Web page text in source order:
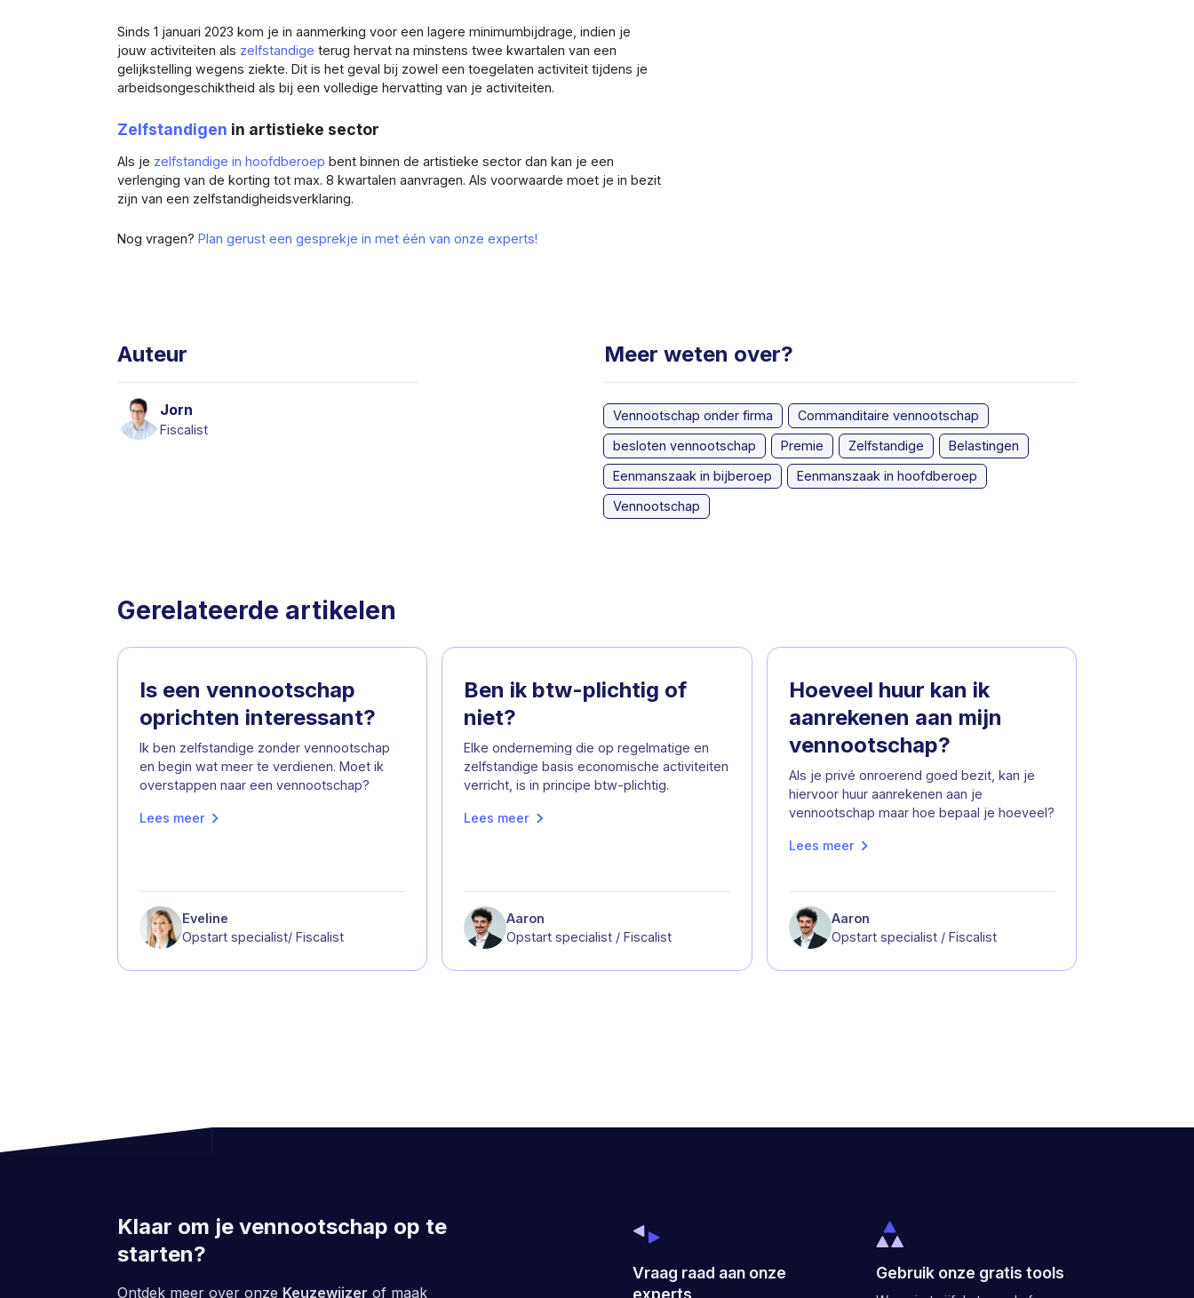
Sinds 1 januari 2023 kom je in aanmerking voor een lagere minimumbijdrage, indien je
jouw activiteiten als zelfstandige terug hervat na minstens twee kwartalen van een
gelijkstelling wegens ziekte. Dit is het geval bij zowel een toegelaten activiteit tijdens je
arbeidsongeschiktheid als bij een volledige hervatting van je activiteiten.
Zelfstandigen in artistieke sector
Als je zelfstandige in hoofdberoep bent binnen de artistieke sector dan kan je een
verlenging van de korting tot max. 8 kwartalen aanvragen. Als voorwaarde moet je in bezit
zijn van een zelfstandigheidsverklaring.
Nog vragen? Plan gerust een gesprekje in met één van onze experts!
Auteur
Jorn
Fiscalist
Meer weten over?
Vennootschap onder firma
Commanditaire vennootschap
besloten vennootschap
Premie Zelfstandige
Belastingen
Eenmanszaak in bijberoep
Eenmanszaak in hoofdberoep
Vennootschap
Gerelateerde artikelen
Is een vennootschap
oprichten interessant?
Ik ben zelfstandige zonder vennootschap
en begin wat meer te verdienen. Moet ik
overstappen naar een vennootschap?
Lees meer
Eveline
Opstart specialist/ Fiscalist
Ben ik btw-plichtig of
niet?
Elke onderneming die op regelmatige en
zelfstandige basis economische activiteiten
verricht, is in principe btw-plichtig.
Lees meer
Aaron
Opstart specialist / Fiscalist
Hoeveel huur kan ik
aanrekenen aan mijn
vennootschap?
Als je privé onroerend goed bezit, kan je
hiervoor huur aanrekenen aan je
vennootschap maar hoe bepaal je hoeveel?
Lees meer
Aaron
Opstart specialist / Fiscalist
Klaar om je vennootschap op te
starten?
Ontdek meer over onze Keuzewijzer of maak
Vraag raad aan onze
Gebruik onze gratis tools